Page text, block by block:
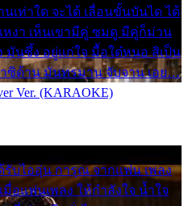
เท่าใด จะได้ เลื่อนขั้นบันได ได้
หงา เห็นเขามีคู่ ซมดู มีคู่ก็ม่วน
มันซึ้ง อยู่แก่ใจ มื้อใด๋หนอ สิเป็น
าซิด้าน มันทรมาน จับจาน เอย…
Ver. (KARAOKE)
บไออุ่น การุณ จากแฟน เพลง
มื่อแฟนเพลง ให้กำลังใจ น้ำใจ